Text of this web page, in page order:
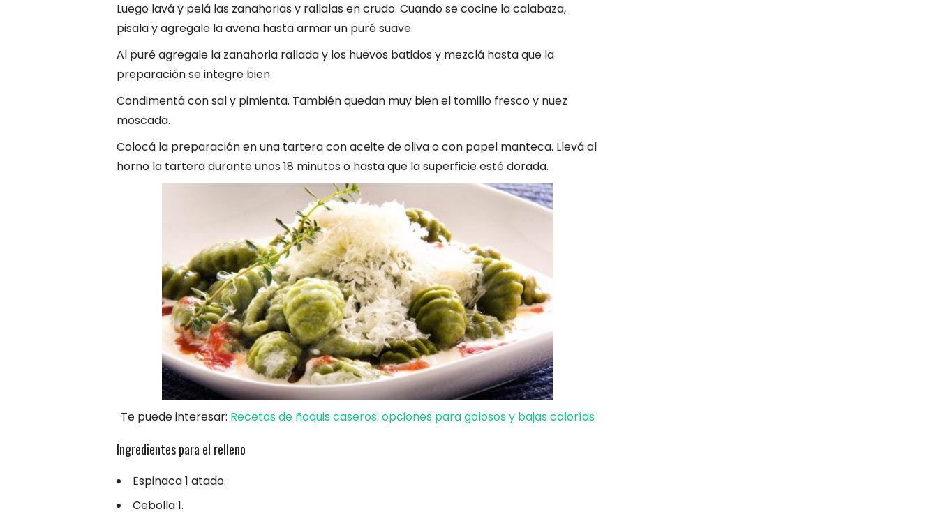
Luego lavá y pelá las zanahorias y rallalas en crudo. Cuando se cocine la calabaza,
pisala y agregale la avena hasta armar un puré suave.
Al puré agregale la zanahoria rallada y los huevos batidos y mezclá hasta que la
preparación se integre bien.
Condimentá con sal y pimienta. También quedan muy bien el tomillo fresco y nuez
moscada.
Colocá la preparación en una tartera con aceite de oliva o con papel manteca. Llevá al
horno la tartera durante unos 18 minutos o hasta que la superficie esté dorada.
Te puede interesar: Recetas de ñoquis caseros: opciones para golosos y bajas calorías
Ingredientes para el relleno
Espinaca 1 atado.
Cebolla 1.